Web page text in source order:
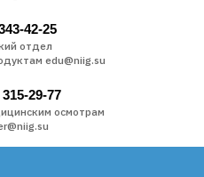
42-25
отдел
edu@niig.su
29-77
осмотрам